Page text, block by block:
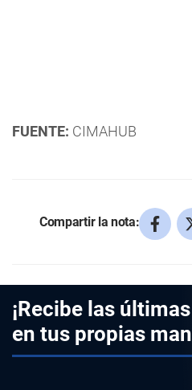
FUENTE: CIMAHUB
Compartir la nota:
¡Recibe las
en tus propias